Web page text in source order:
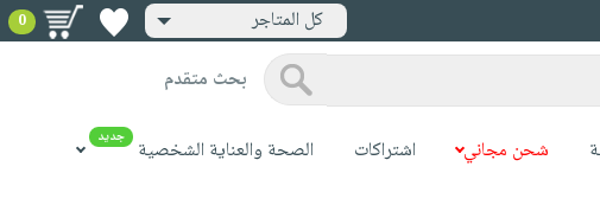
كل المتاجر 0
بحث متقدم
شحن مجاني اشتراكات الصحة والعناية الشخصية جديد